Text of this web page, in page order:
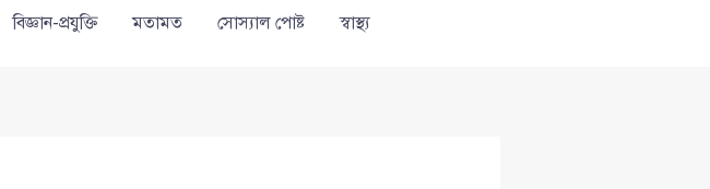
বিজ্ঞান-প্রযুক্তি মতামত সোস্যাল পোষ্ট স্বাস্থ্য